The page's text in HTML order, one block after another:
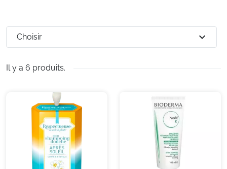
Il y a 6 produits.
Choisir expand_more